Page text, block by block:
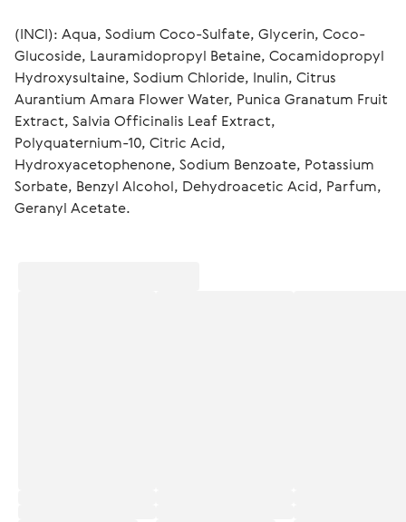
(INCI): Aqua, Sodium Coco-Sulfate, Glycerin, Coco-
Glucoside, Lauramidopropyl Betaine, Cocamidopropyl
Hydroxysultaine, Sodium Chloride, Inulin, Citrus
Aurantium Amara Flower Water, Punica Granatum Fruit
Extract, Salvia Officinalis Leaf Extract,
Polyquaternium-10, Citric Acid,
Hydroxyacetophenone, Sodium Benzoate, Potassium
Sorbate, Benzyl Alcohol, Dehydroacetic Acid, Parfum,
Geranyl Acetate.